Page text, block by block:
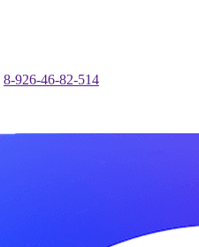
8-926-46-82-514